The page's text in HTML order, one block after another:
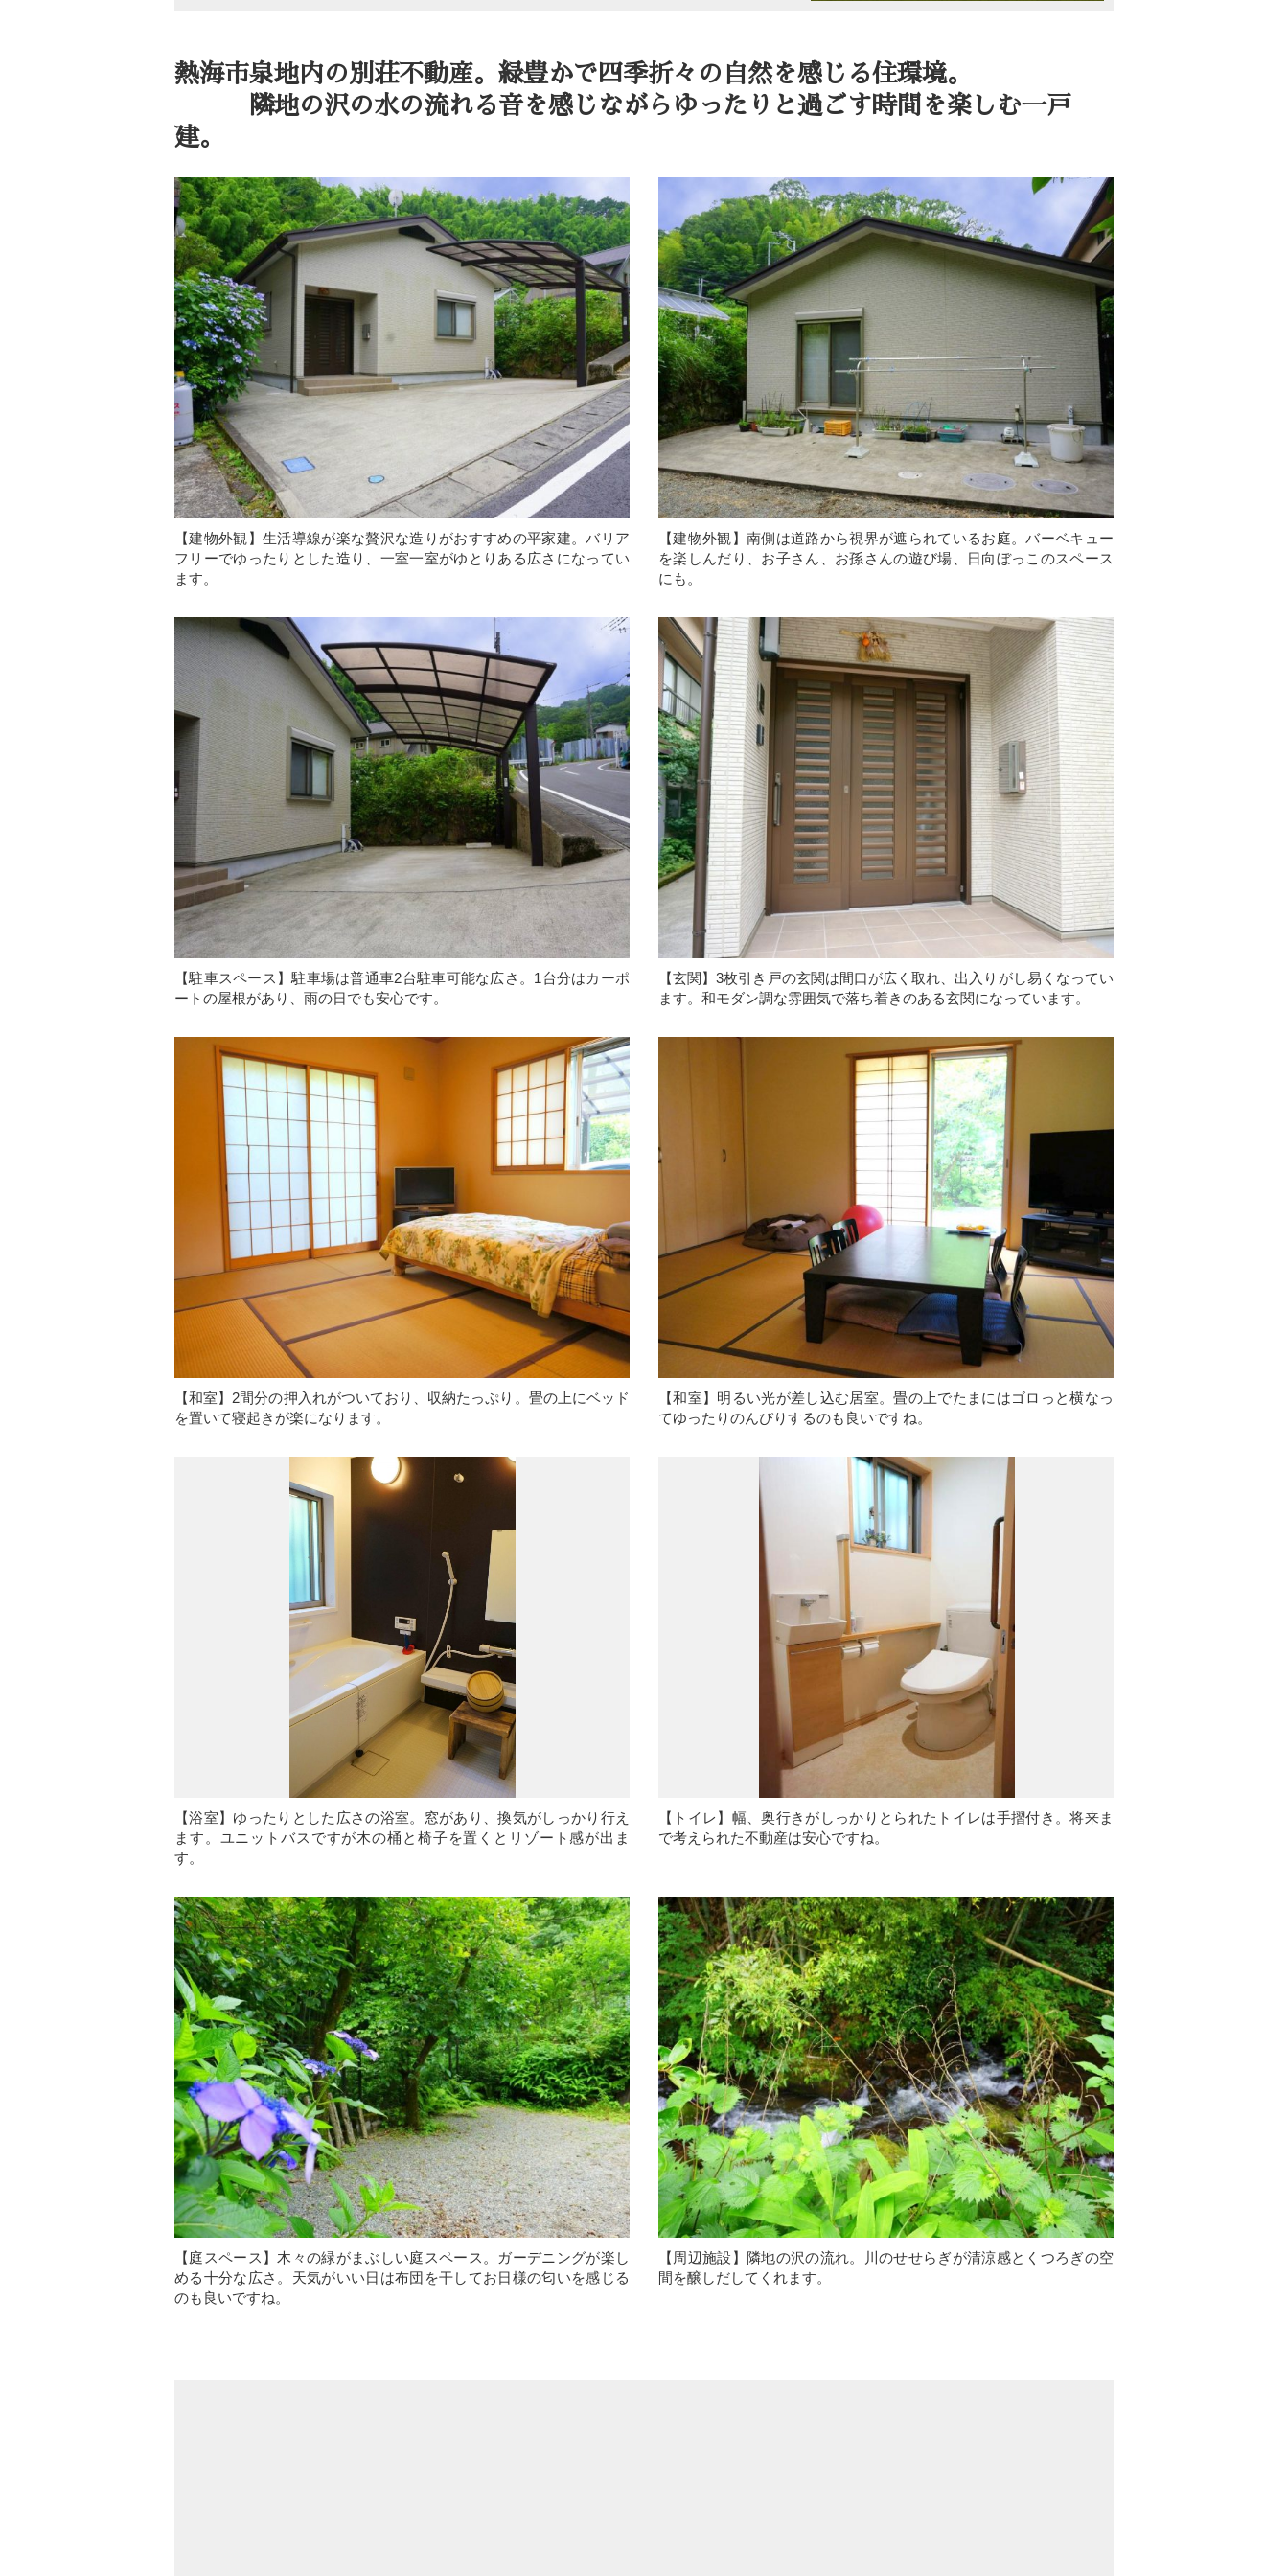
熱海市泉地内の別荘不動産。緑豊かで四季折々の自然を感じる住環境。
隣地の沢の水の流れる音を感じながらゆったりと過ごす時間を楽しむ一戸
建。
【建物外観】生活導線が楽な贅沢な造りがおすすめの平家建。バリア
フリーでゆったりとした造り、一室一室がゆとりある広さになってい
ます。
【建物外観】南側は道路から視界が遮られているお庭。バーベキュー
を楽しんだり、お子さん、お孫さんの遊び場、日向ぼっこのスペース
にも。
【駐車スペース】駐車場は普通車2台駐車可能な広さ。1台分はカーポ
ートの屋根があり、雨の日でも安心です。
【玄関】3枚引き戸の玄関は間口が広く取れ、出入りがし易くなってい
ます。和モダン調な雰囲気で落ち着きのある玄関になっています。
【和室】2間分の押入れがついており、収納たっぷり。畳の上にベッド
を置いて寝起きが楽になります。
【和室】明るい光が差し込む居室。畳の上でたまにはゴロっと横なっ
てゆったりのんびりするのも良いですね。
【浴室】ゆったりとした広さの浴室。窓があり、換気がしっかり行え
ます。ユニットバスですが木の桶と椅子を置くとリゾート感が出ま
す。
【トイレ】幅、奥行きがしっかりとられたトイレは手摺付き。将来ま
で考えられた不動産は安心ですね。
【庭スペース】木々の緑がまぶしい庭スペース。ガーデニングが楽し
める十分な広さ。天気がいい日は布団を干してお日様の匂いを感じる
のも良いですね。
【周辺施設】隣地の沢の流れ。川のせせらぎが清涼感とくつろぎの空
間を醸しだしてくれます。